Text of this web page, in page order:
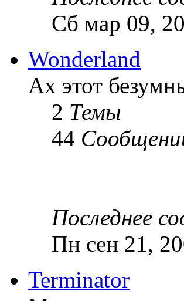
Сб мар 09,
Wonderland
Ах этот
2 Темы
44
Последнее
Пн сен 21,
Terminator